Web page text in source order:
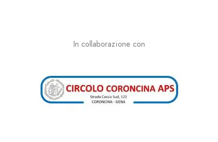
In collaborazione con